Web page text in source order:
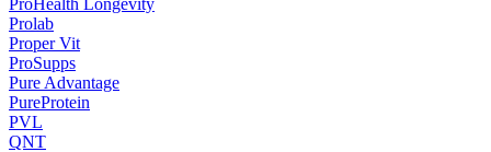
Prolab
Proper Vit
ProSupps
Pure Advantage
PureProtein
PVL
QNT